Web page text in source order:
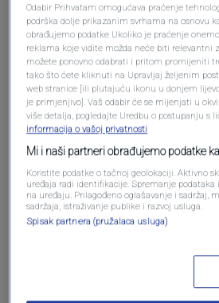
Oglas
Odabir Prihvatam omogućava praćenje
podrška dolje prikazanim svrhama na osnovu
obrađujemo podatke Ukoliko je praćenje
reklama koje vidite možda neće biti relevantni
možete ponovno odabrati i pritom promijeniti
tako što ćete kliknuti na Upravljaj željenim
web stranice [ili plutajuću ikonu u donjem
je primjenjivo]. Vaš odabir će se mijenjati u
više detalja, pogledajte Uredbu o postupanju s
informacija o vašoj privatnosti
Mi i naši partneri obrađujemo podatke
Koristite podatke o tačnoj geolokaciji. Aktivno
uređaja radi identifikacije. Spremanje
na uređaju. Prilagođeno oglašavanje i sadržaj,
sadržaja, istraživanje publike i razvoj usluga.
Spisak partnera (pružalaca usluga)